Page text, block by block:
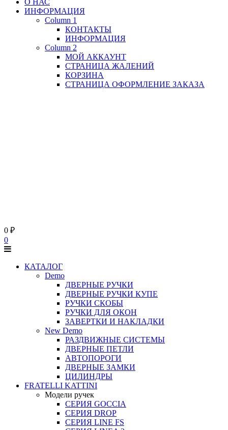
О НАС
ИНФОРМАЦИЯ
Column 1
КОНТАКТЫ
ИНФОРМАЦИЯ
Column 2
МОЙ АККАУНТ
СТРАНИЦА ЖАЛЕНИЙ
КОРЗИНА
СТРАНИЦА ОФОРМЛЕНИЕ ЗАКАЗА
0 ₽
0
КАТАЛОГ
Demo
ДВЕРНЫЕ РУЧКИ
ДВЕРНЫЕ РУЧКИ КУПЕ
РУЧКИ СКОБЫ
РУЧКИ ДЛЯ ОКОН
ЗАВЕРТКИ И НАКЛАДКИ
New Demo
РАЗДВИЖНЫЕ СИСТЕМЫ
ДВЕРНЫЕ ПЕТЛИ
АВТОПОРОГИ
ДВЕРНЫЕ ЗАМКИ
ЦИЛИНДРЫ
FRATELLI KATTINI
Модели ручек
СЕРИЯ GOCCIA
СЕРИЯ DROP
СЕРИЯ LINE FS